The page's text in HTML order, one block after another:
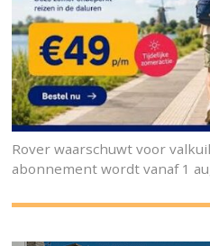
Rover waarschuwt voor
abonnement wordt vanaf 1